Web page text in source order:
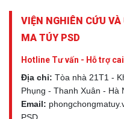
VIỆN NGHIÊN CỨU
MA TÚY PSD
Hotline Tư vấn - Hỗ trợ
Địa chỉ: Tòa nhà 21T1 -
Phụng - Thanh Xuân - Hà
Email: